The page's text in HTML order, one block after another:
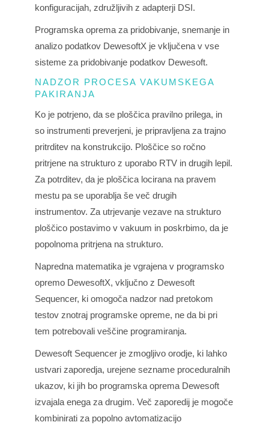
konfiguracijah, združljivih z adapterji DSI.
Programska oprema za pridobivanje, snemanje in
analizo podatkov DewesoftX je vključena v vse
sisteme za pridobivanje podatkov Dewesoft.
NADZOR PROCESA VAKUMSKEGA
PAKIRANJA
Ko je potrjeno, da se ploščica pravilno prilega, in
so instrumenti preverjeni, je pripravljena za trajno
pritrditev na konstrukcijo. Ploščice so ročno
pritrjene na strukturo z uporabo RTV in drugih lepil.
Za potrditev, da je ploščica locirana na pravem
mestu pa se uporablja še več drugih
instrumentov. Za utrjevanje vezave na strukturo
ploščico postavimo v vakuum in poskrbimo, da je
popolnoma pritrjena na strukturo.
Napredna matematika je vgrajena v programsko
opremo DewesoftX, vključno z Dewesoft
Sequencer, ki omogoča nadzor nad pretokom
testov znotraj programske opreme, ne da bi pri
tem potrebovali veščine programiranja.
Dewesoft Sequencer je zmogljivo orodje, ki lahko
ustvari zaporedja, urejene sezname proceduralnih
ukazov, ki jih bo programska oprema Dewesoft
izvajala enega za drugim. Več zaporedij je mogoče
kombinirati za popolno avtomatizacijo